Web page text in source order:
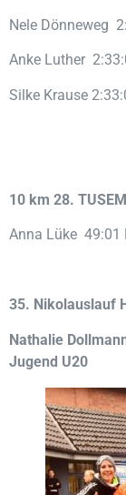
Nele Dönneweg
Anke Luther
Silke Krause
10 km 28.
Anna Lüke 49:01
35. Nikolauslauf
Nathalie
Jugend U20